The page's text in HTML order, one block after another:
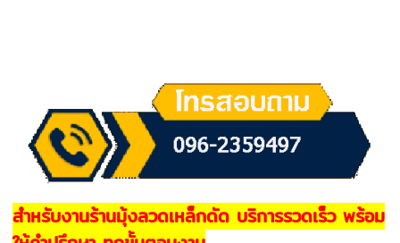
สำหรับงานร้านมุ้งลวดเหล็กดัด บริการรวดเร็ว พร้อม